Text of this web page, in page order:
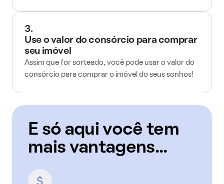
3.
Use o valor do consórcio para comprar
seu imóvel
Assim que for sorteado, você pode usar o valor do
consórcio para comprar o imóvel do seus sonhos!
E só aqui você tem
mais vantagens...